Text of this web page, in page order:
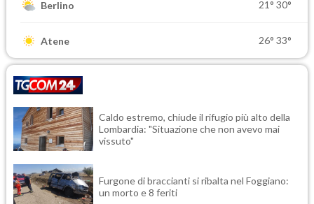
Berlino 21° 30°
Atene 26° 33°
Caldo estremo, chiude il rifugio più alto della
Lombardia: "Situazione che non avevo mai
vissuto"
Furgone di braccianti si ribalta nel Foggiano:
un morto e 8 feriti